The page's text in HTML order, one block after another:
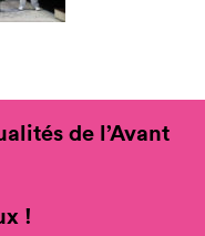
de l’Avant
!